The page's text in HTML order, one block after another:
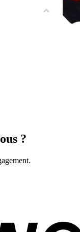
?